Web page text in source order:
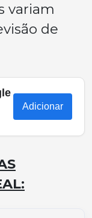
variam
de
Adicionar